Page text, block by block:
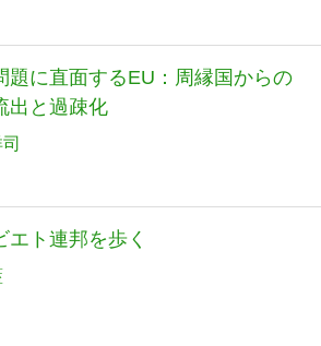
題に直面するEU：周縁国からの
出と過疎化
エト連邦を歩く